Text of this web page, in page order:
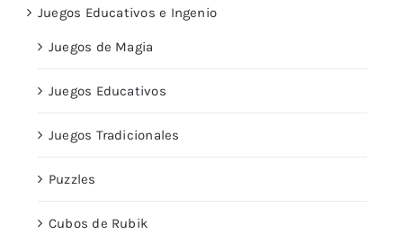
Juegos Educativos e Ingenio
Juegos de Magia
Juegos Educativos
Juegos Tradicionales
Puzzles
Cubos de Rubik